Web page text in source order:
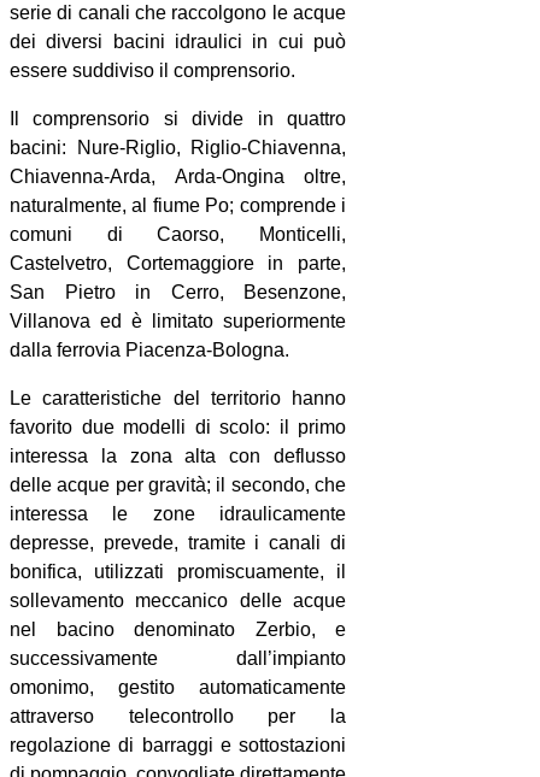
serie di canali che raccolgono le acque
dei diversi bacini idraulici in cui può
essere suddiviso il comprensorio.
Il comprensorio si divide in quattro
bacini: Nure-Riglio, Riglio-Chiavenna,
Chiavenna-Arda, Arda-Ongina oltre,
naturalmente, al fiume Po; comprende i
comuni di Caorso, Monticelli,
Castelvetro, Cortemaggiore in parte,
San Pietro in Cerro, Besenzone,
Villanova ed è limitato superiormente
dalla ferrovia Piacenza-Bologna.
Le caratteristiche del territorio hanno
favorito due modelli di scolo: il primo
interessa la zona alta con deflusso
delle acque per gravità; il secondo, che
interessa le zone idraulicamente
depresse, prevede, tramite i canali di
bonifica, utilizzati promiscuamente, il
sollevamento meccanico delle acque
nel bacino denominato Zerbio, e
successivamente dall’impianto
omonimo, gestito automaticamente
attraverso telecontrollo per la
regolazione di barraggi e sottostazioni